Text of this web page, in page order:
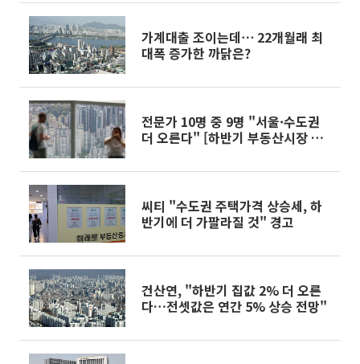
가계대출 조이는데⋯ 22개월래 최
대폭 증가한 까닭은?
전문가 10명 중 9명 "서울·수도권
더 오른다" [하반기 부동산시장 전
씨티 "수도권 주택가격 상승세, 하
반기에 더 가팔라질 것" 경고
건산연, "하반기 집값 2% 더 오른
다…전셋값은 연간 5% 상승 전망"